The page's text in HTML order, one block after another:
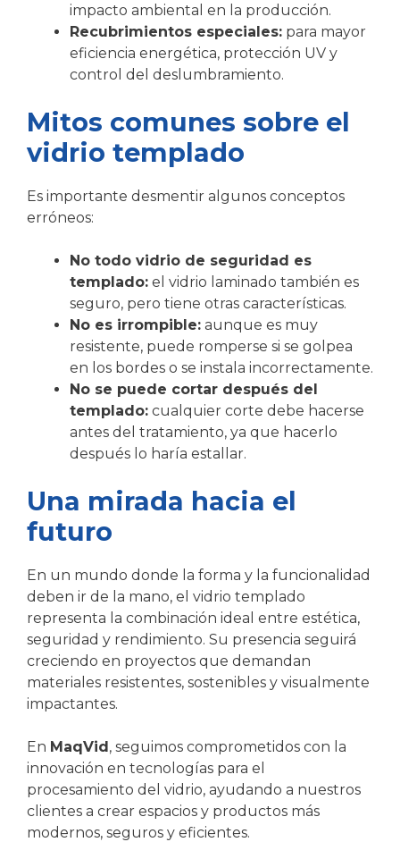
impacto ambiental en la producción.
Recubrimientos especiales: para mayor
eficiencia energética, protección UV y
control del deslumbramiento.
Mitos comunes sobre el
vidrio templado
Es importante desmentir algunos conceptos
erróneos:
No todo vidrio de seguridad es
templado: el vidrio laminado también es
seguro, pero tiene otras características.
No es irrompible: aunque es muy
resistente, puede romperse si se golpea
en los bordes o se instala incorrectamente.
No se puede cortar después del
templado: cualquier corte debe hacerse
antes del tratamiento, ya que hacerlo
después lo haría estallar.
Una mirada hacia el
futuro
En un mundo donde la forma y la funcionalidad
deben ir de la mano, el vidrio templado
representa la combinación ideal entre estética,
seguridad y rendimiento. Su presencia seguirá
creciendo en proyectos que demandan
materiales resistentes, sostenibles y visualmente
impactantes.
En MaqVid, seguimos comprometidos con la
innovación en tecnologías para el
procesamiento del vidrio, ayudando a nuestros
clientes a crear espacios y productos más
modernos, seguros y eficientes.